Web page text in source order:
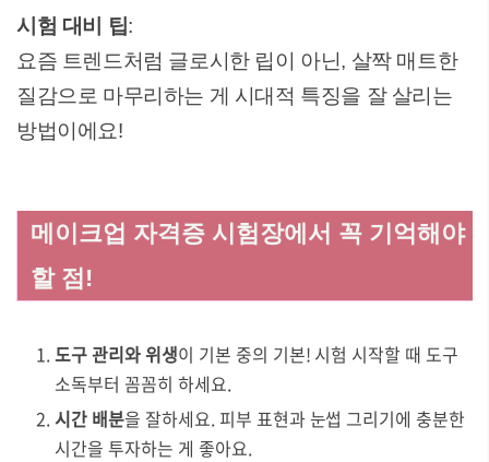
시험 대비 팁:
요즘 트렌드처럼 글로시한 립이 아닌, 살짝 매트한
질감으로 마무리하는 게 시대적 특징을 잘 살리는
방법이에요!
메이크업 자격증 시험장에서 꼭 기억해야
할 점!
도구 관리와 위생이 기본 중의 기본! 시험 시작할 때 도구
소독부터 꼼꼼히 하세요.
시간 배분을 잘하세요. 피부 표현과 눈썹 그리기에 충분한
시간을 투자하는 게 좋아요.